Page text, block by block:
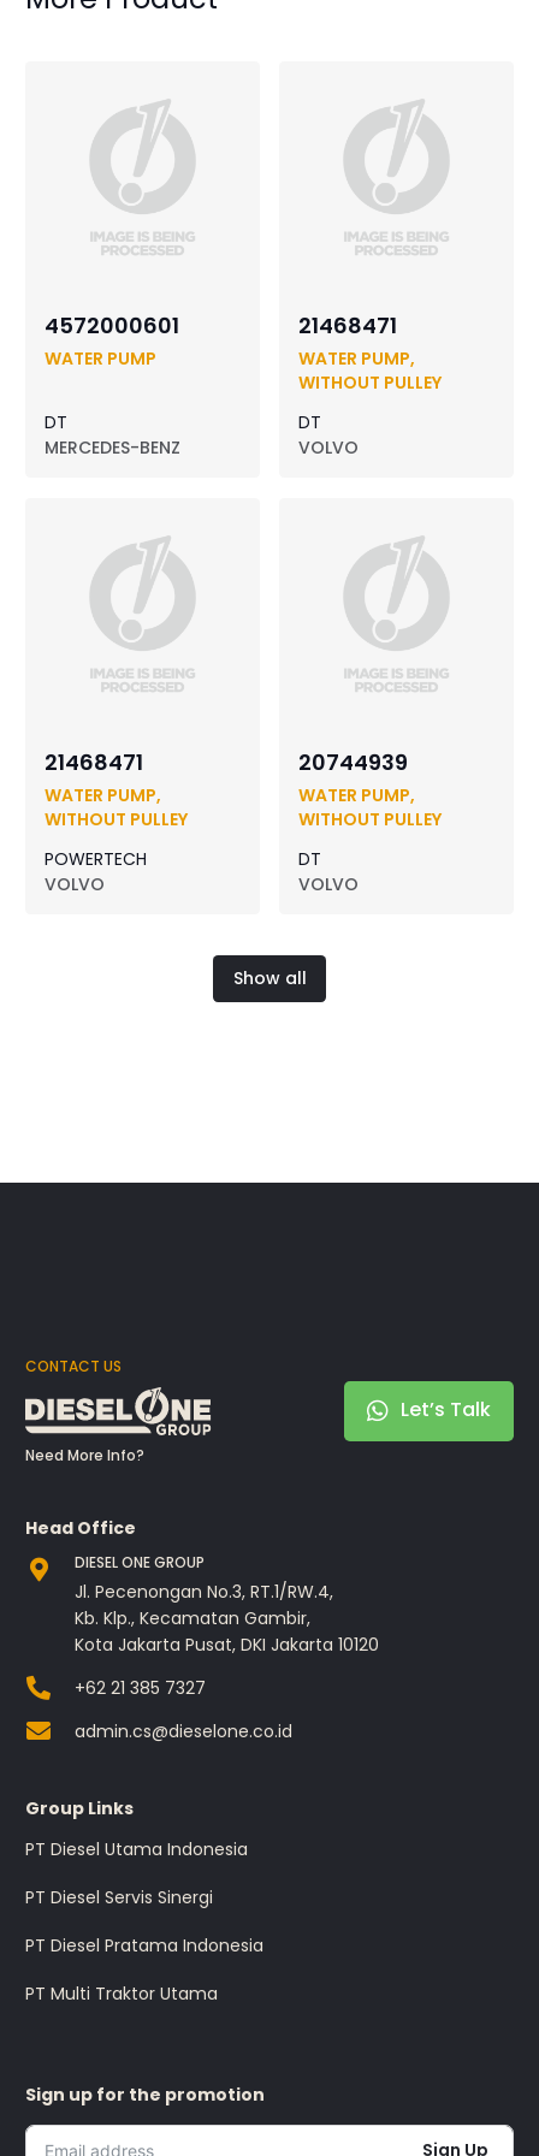
4572000601
WATER PUMP
DT
MERCEDES-BENZ
21468471
WATER PUMP,
WITHOUT PULLEY
DT
VOLVO
21468471
WATER PUMP,
WITHOUT PULLEY
POWERTECH
VOLVO
20744939
WATER PUMP,
WITHOUT PULLEY
DT
VOLVO
Show all
CONTACT US
Need More Info?
Let’s Talk
Head Office
DIESEL ONE GROUP
Jl. Pecenongan No.3, RT.1/RW.4,
Kb. Klp., Kecamatan Gambir,
Kota Jakarta Pusat, DKI Jakarta 10120
+62 21 385 7327
admin.cs@dieselone.co.id
Group Links
PT Diesel Utama Indonesia
PT Diesel Servis Sinergi
PT Diesel Pratama Indonesia
PT Multi Traktor Utama
Sign up for the promotion
Sign Up